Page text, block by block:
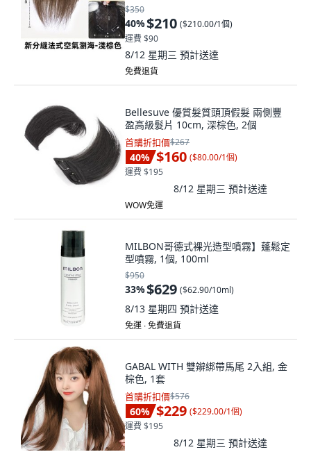
$350
40%$210 ($210.00/1個)
運費 $90
8/12 星期三 預計送達
免費退貨
Bellesuve 優質髮質頭頂假髮 兩側豐
盈高級髮片 10cm, 深棕色, 2個
首購折扣價$267
40% $160 ($80.00/1個)
運費 $195
8/12 星期三 預計送達
WOW免運
MILBON哥德式裸光造型噴霧】蓬鬆定
型噴霧, 1個, 100ml
$950
33%$629 ($62.90/10ml)
8/13 星期四 預計送達
免運 ∙ 免費退貨
GABAL WITH 雙辮綁帶馬尾 2入組, 金
棕色, 1套
首購折扣價$576
60% $229 ($229.00/1個)
運費 $195
8/12 星期三 預計送達